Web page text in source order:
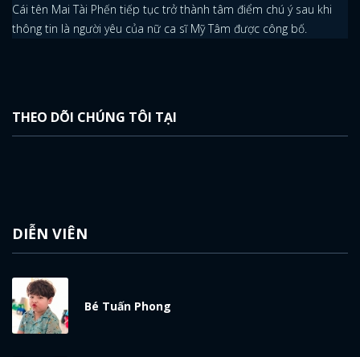
ĐĂNG NHẬP
Cái tên Mai Tài Phến tiếp tục trở thành tâm điểm chú ý sau khi
thông tin là người yêu của nữ ca sĩ Mỹ Tâm được công bố.
THEO DÕI CHÚNG TÔI TẠI
DIỄN VIÊN
Bé Tuấn Phong